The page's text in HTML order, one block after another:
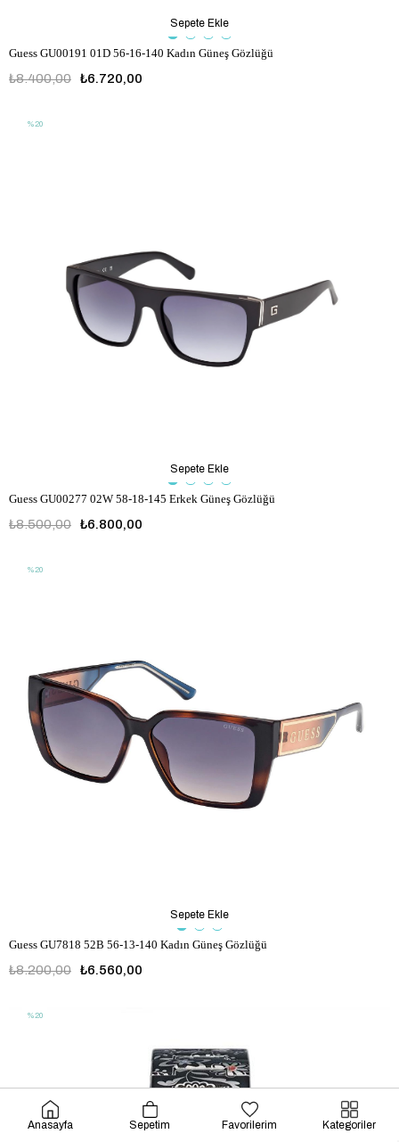
Guess GU00191 01D 56-16-140 Kadın Güneş Gözlüğü
₺6.720,00
₺8.400,00
Sepete Ekle
Guess GU00277 02W 58-18-145 Erkek Güneş Gözlüğü
₺6.800,00
₺8.500,00
Sepete Ekle
%20
Guess GU7818 52B 56-13-140 Kadın Güneş Gözlüğü
₺6.560,00
₺8.200,00
Sepete Ekle
%20
%20
Anasayfa Sepetim Favorilerim Kategoriler